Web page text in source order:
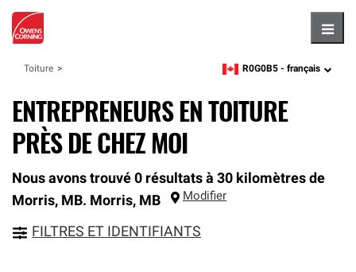
Toiture zipcode,language
R0G0B5 - français
ENTREPRENEURS EN TOITURE
PRÈS DE CHEZ MOI
Nous avons trouvé 0 résultats à 30 kilomètres de
Morris, MB. Morris, MB Modifier
FILTRES ET IDENTIFIANTS